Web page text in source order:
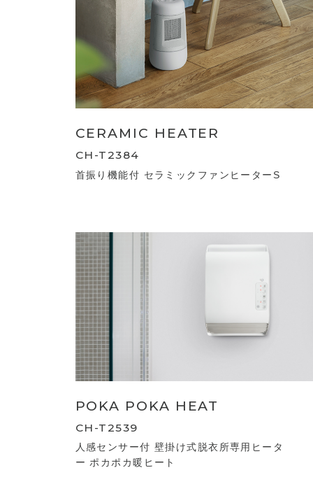
CERAMIC HEATER
CH-T2384
首振り機能付 セラミックファンヒーターS
POKA POKA HEAT
CH-T2539
人感センサー付 壁掛け式脱衣所専用ヒータ
ー ポカポカ暖ヒート